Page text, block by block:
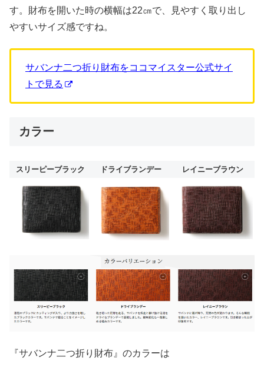
す。財布を開いた時の横幅は22㎝で、見やすく取り出し
やすいサイズ感ですね。
サバンナ二つ折り財布をココマイスター公式サイ
トで見る
カラー
スリーピーブラック ドライブランデー レイニーブラウン
『サバンナ二つ折り財布』のカラーは